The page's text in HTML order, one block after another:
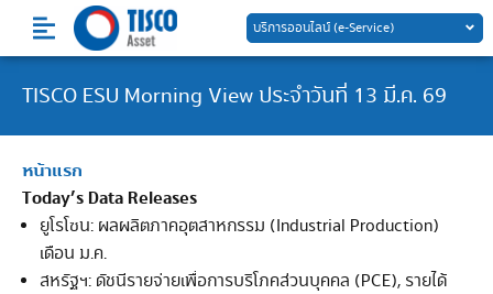
content
บริการออนไลน์ (e-Service)
TISCO ESU Morning View ประจำวันที่ 13 มี.ค. 69
หน้าแรก
Today’s Data Releases
ยูโรโซน: ผลผลิตภาคอุตสาหกรรม (Industrial Production)
เดือน ม.ค.
สหรัฐฯ: ดัชนีรายจ่ายเพื่อการบริโภคส่วนบุคคล (PCE), รายได้